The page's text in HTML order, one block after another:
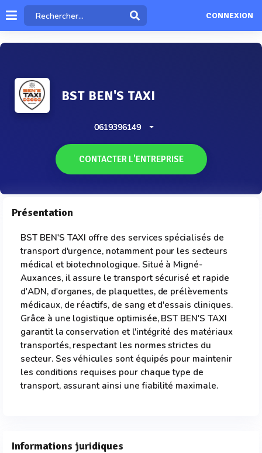
CONNEXION
BST BEN'S TAXI
0619396149
CONTACTER L'ENTREPRISE
Présentation
BST BEN'S TAXI offre des services spécialisés de
transport d'urgence, notamment pour les secteurs
médical et biotechnologique. Situé à Migné-
Auxances, il assure le transport sécurisé et rapide
d'ADN, d'organes, de plaquettes, de prélèvements
médicaux, de réactifs, de sang et d'essais cliniques.
Grâce à une logistique optimisée, BST BEN'S TAXI
garantit la conservation et l'intégrité des matériaux
transportés, respectant les normes strictes du
secteur. Ses véhicules sont équipés pour maintenir
les conditions requises pour chaque type de
transport, assurant ainsi une fiabilité maximale.
Informations juridiques